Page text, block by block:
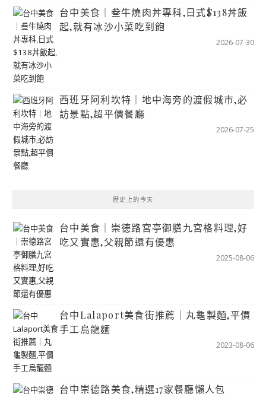
台中美食｜叁牛燒肉丼專科,日式$138丼飯
起,就有冰沙小菜吃到飽
2026-07-30
西班牙阿利坎特｜地中海旁的渡假城市,必
訪景點,超平價餐廳
2026-07-25
歷史上的今天
台中美食｜崇德路宮亭御膳九宮格料理,好
吃又實惠,父親節還有優惠
2025-08-06
台中Lalaport美食街推薦｜丸龜製麵,平價
手工烏龍麵
2023-08-06
台中崇德路美食,精選17家餐廳懶人包